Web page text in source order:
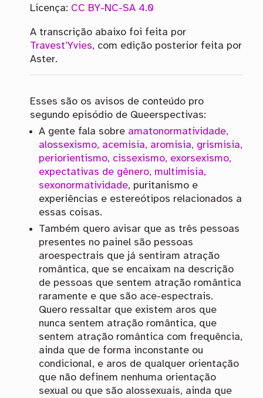
Licença: CC BY-NC-SA 4.0
A transcrição abaixo foi feita por
Travest’Yvies, com edição posterior feita por
Aster.
Esses são os avisos de conteúdo pro
segundo episódio de Queerspectivas:
A gente fala sobre amatonormatividade,
alossexismo, acemisia, aromisia, grismisia,
periorientismo, cissexismo, exorsexismo,
expectativas de gênero, multimisia,
sexonormatividade, puritanismo e
experiências e estereótipos relacionados a
essas coisas.
Também quero avisar que as três pessoas
presentes no painel são pessoas
aroespectrais que já sentiram atração
romântica, que se encaixam na descrição
de pessoas que sentem atração romântica
raramente e que são ace-espectrais.
Quero ressaltar que existem aros que
nunca sentem atração romântica, que
sentem atração romântica com frequência,
ainda que de forma inconstante ou
condicional, e aros de qualquer orientação
que não definem nenhuma orientação
sexual ou que são alossexuais, ainda que